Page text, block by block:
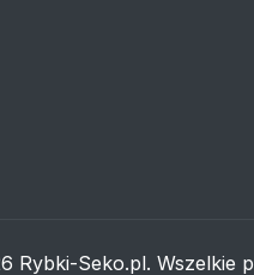
Rybki-Seko.pl. Wszelkie